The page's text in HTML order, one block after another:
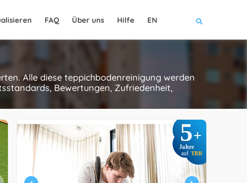
FAQ Über uns Hilfe EN
Alle diese teppichbodenreinigung werden
Bewertungen, Zufriedenheit,
5+
Jahre
auf TBR